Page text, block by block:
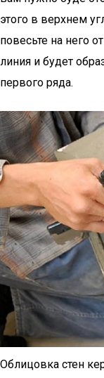
этого в верхнем
повесьте на него
линия и будет
первого ряда.
Облицовка стен